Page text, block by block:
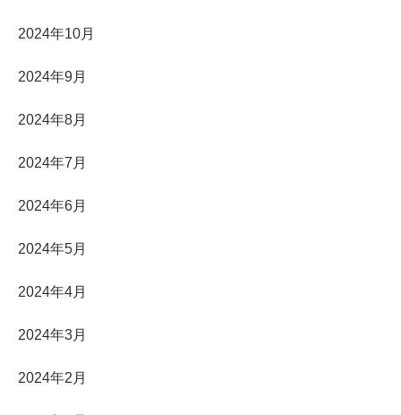
2024年10月
2024年9月
2024年8月
2024年7月
2024年6月
2024年5月
2024年4月
2024年3月
2024年2月